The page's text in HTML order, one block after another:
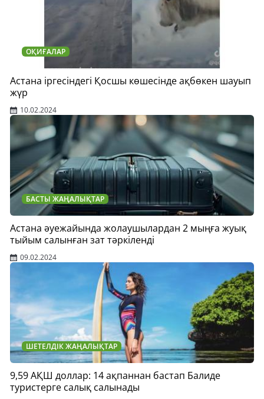
ОҚИҒАЛАР
Астана іргесіндегі Қосшы көшесінде ақбөкен шауып
жүр
10.02.2024
БАСТЫ ЖАҢАЛЫҚТАР
Астана әуежайында жолаушылардан 2 мыңға жуық
тыйым салынған зат тәркіленді
09.02.2024
ШЕТЕЛДІК ЖАҢАЛЫҚТАР
9,59 АҚШ доллар: 14 ақпаннан бастап Балиде
туристерге салық салынады